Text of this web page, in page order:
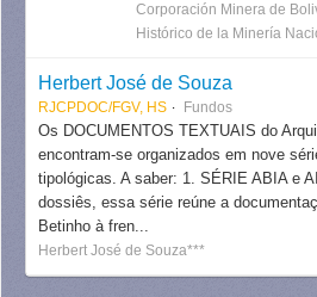
Corporación Minera de
Histórico de la Minería
Herbert José de Souza
RJCPDOC/FGV, HS Fundos
Os DOCUMENTOS TEXTUAIS do
encontram-se organizados em nove
tipológicas. A saber: 1. SÉRIE ABIA e
dossiês, essa série reúne a
Betinho à fren...
Herbert José de Souza***